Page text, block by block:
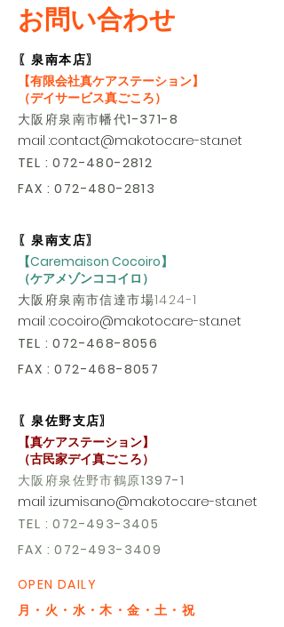
お問い合わせ
〖泉南本店〗
【有限会社真ケアステーション】
（デイサービス真ごころ）
大阪府泉南市幡代1-371-8
mail :contact@makotocare-sta.net
TEL :072-480-2812
FAX :072-480-2813
〖泉南支店〗
【Caremaison Cocoiro】
（ケアメゾンココイロ）
大阪府泉南市信達市場1424-1
mail :cocoiro@makotocare-sta.net
TEL :072-468-8056
FAX :072-468-8057
〖泉佐野支店〗
【真ケアステーション】
​（古民家デイ真ごころ）
大阪府泉佐野市鶴原1397-1
mail :izumisano@makotocare-sta.net
TEL :072-493-3405
FAX :072-493-3409
OPEN DAILY
月・火・水・木・金・土・祝